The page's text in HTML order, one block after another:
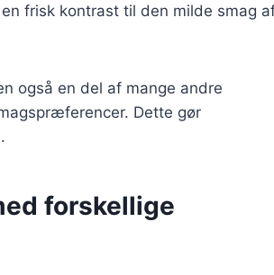
frisk kontrast til den milde smag
også en del af mange andre
Dette gør
forskellige